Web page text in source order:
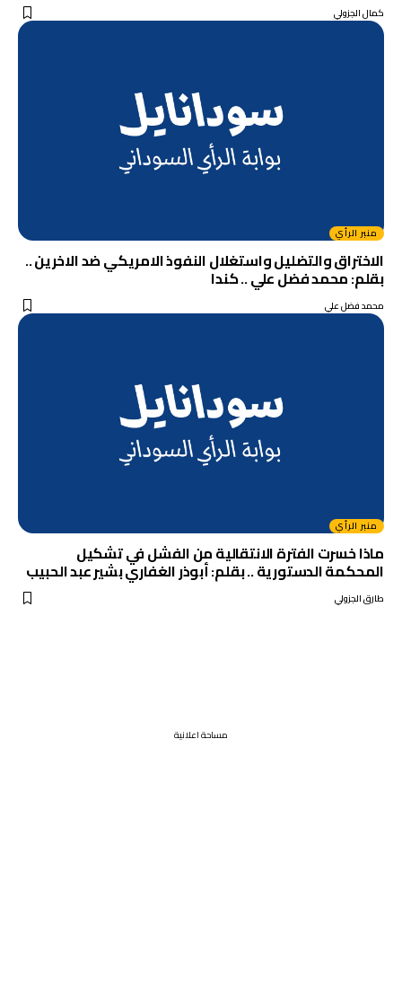
كمال الجزولي
منبر الرأي
الاختراق والتضليل واستغلال النفوذ الامريكي ضد الاخرين ..
بقلم: محمد فضل علي .. كندا
محمد فضل علي
منبر الرأي
ماذا خسرت الفترة الانتقالية من الفشل في تشكيل
المحكمة الدستورية .. بقلم: أبوذر الغفاري بشير عبد الحبيب
طارق الجزولي
مساحة اعلانية